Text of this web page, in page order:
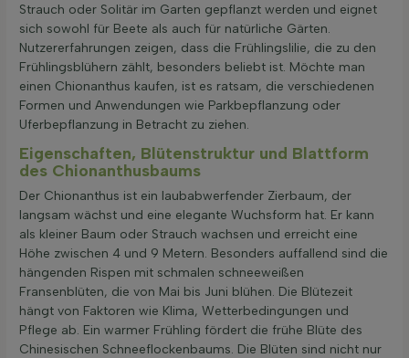
Strauch oder Solitär im Garten gepflanzt werden und eignet
sich sowohl für Beete als auch für natürliche Gärten.
Nutzererfahrungen zeigen, dass die Frühlingslilie, die zu den
Frühlingsblühern zählt, besonders beliebt ist. Möchte man
einen Chionanthus kaufen, ist es ratsam, die verschiedenen
Formen und Anwendungen wie Parkbepflanzung oder
Uferbepflanzung in Betracht zu ziehen.
Eigenschaften, Blütenstruktur und Blattform
des Chionanthusbaums
Der Chionanthus ist ein laubabwerfender Zierbaum, der
langsam wächst und eine elegante Wuchsform hat. Er kann
als kleiner Baum oder Strauch wachsen und erreicht eine
Höhe zwischen 4 und 9 Metern. Besonders auffallend sind die
hängenden Rispen mit schmalen schneeweißen
Fransenblüten, die von Mai bis Juni blühen. Die Blütezeit
hängt von Faktoren wie Klima, Wetterbedingungen und
Pflege ab. Ein warmer Frühling fördert die frühe Blüte des
Chinesischen Schneeflockenbaums. Die Blüten sind nicht nur